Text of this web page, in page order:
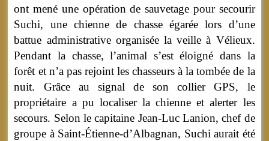
ont mené une opération de sauvetage pour secourir
Suchi, une chienne de chasse égarée lors d’une
battue administrative organisée la veille à Vélieux.
Pendant la chasse, l’animal s’est éloigné dans la
forêt et n’a pas rejoint les chasseurs à la tombée de la
nuit. Grâce au signal de son collier GPS, le
propriétaire a pu localiser la chienne et alerter les
secours. Selon le capitaine Jean-Luc Lanion, chef de
groupe à Saint-Étienne-d’Albagnan, Suchi aurait été